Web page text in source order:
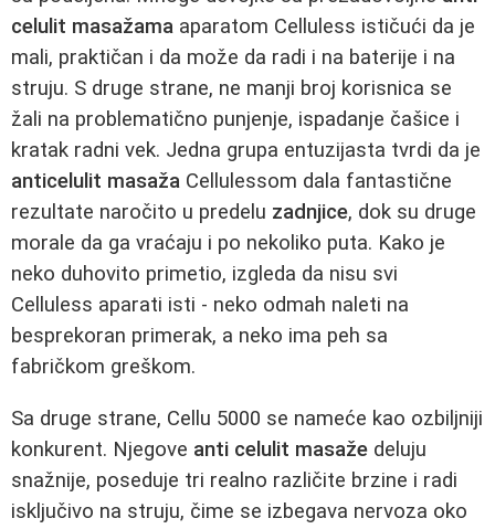
celulit masažama aparatom Celluless ističući da je
mali, praktičan i da može da radi i na baterije i na
struju. S druge strane, ne manji broj korisnica se
žali na problematično punjenje, ispadanje čašice i
kratak radni vek. Jedna grupa entuzijasta tvrdi da je
anticelulit masaža Cellulessom dala fantastične
rezultate naročito u predelu zadnjice, dok su druge
morale da ga vraćaju i po nekoliko puta. Kako je
neko duhovito primetio, izgleda da nisu svi
Celluless aparati isti - neko odmah naleti na
besprekoran primerak, a neko ima peh sa
fabričkom greškom.
Sa druge strane, Cellu 5000 se nameće kao ozbiljniji
konkurent. Njegove anti celulit masaže deluju
snažnije, poseduje tri realno različite brzine i radi
isključivo na struju, čime se izbegava nervoza oko